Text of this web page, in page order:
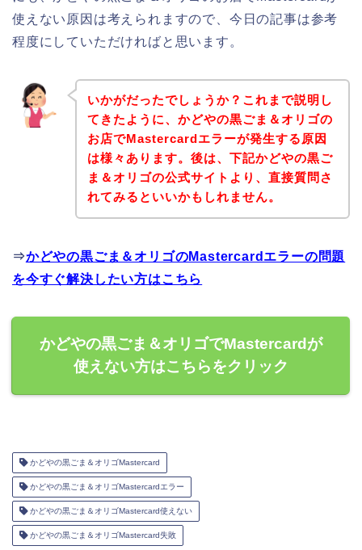
使えない原因は考えられますので、今日の記事は参考
程度にしていただければと思います。
いかがだったでしょうか？これまで説明し
てきたように、かどやの黒ごま＆オリゴの
お店でMastercardエラーが発生する原因
は様々あります。後は、下記かどやの黒ご
ま＆オリゴの公式サイトより、直接質問さ
れてみるといいかもしれません。
⇒かどやの黒ごま＆オリゴのMastercardエラーの問題
を今すぐ解決したい方はこちら
かどやの黒ごま＆オリゴでMastercardが
使えない方はこちらをクリック
かどやの黒ごま＆オリゴMastercard
かどやの黒ごま＆オリゴMastercardエラー
かどやの黒ごま＆オリゴMastercard使えない
かどやの黒ごま＆オリゴMastercard失敗